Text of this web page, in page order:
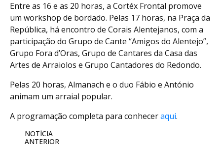
Entre as 16 e as 20 horas, a Cortéx Frontal promove
um workshop de bordado. Pelas 17 horas, na Praça da
República, há encontro de Corais Alentejanos, com a
participação do Grupo de Cante “Amigos do Alentejo”,
Grupo Fora d’Oras, Grupo de Cantares da Casa das
Artes de Arraiolos e Grupo Cantadores do Redondo.
Pelas 20 horas, Almanach e o duo Fábio e António
animam um arraial popular.
A programação completa para conheceraqui.
NOTÍCIA
ANTERIOR